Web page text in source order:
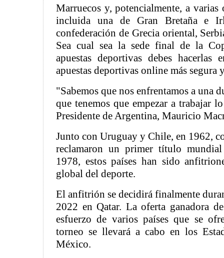
Marruecos y, potencialmente, a varias
incluida una de Gran Bretaña e
confederación de Grecia oriental,
Sea cual sea la sede final de la
apuestas deportivas debes hacerlas
apuestas deportivas online más segura
"Sabemos que nos enfrentamos a una
que tenemos que empezar a trabajar
Presidente de Argentina, Mauricio
Junto con Uruguay y Chile, en 1962,
reclamaron un primer título
1978, estos países han sido
global del deporte.
El anfitrión se decidirá finalmente
2022 en Qatar. La oferta ganadora
esfuerzo de varios países que se
torneo se llevará a cabo en los
México.